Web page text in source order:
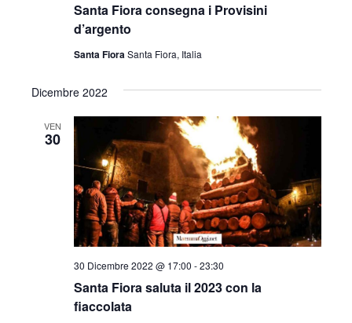
Santa Fiora consegna i Provisini
d’argento
Santa FioraSanta Fiora, Italia
Dicembre 2022
VEN
30
Santa Fiora saluta il 2023 con la
fiaccolata
30 Dicembre 2022 @ 17:00 -23:30